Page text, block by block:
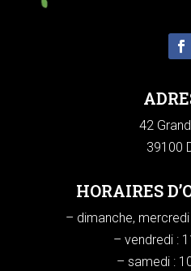
42
39100
HORAIRES
– dimanche,
– vendredi :
– samedi :